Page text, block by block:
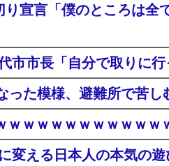
り宣言「僕のところは
市市長「自分で取りに行
った模様、避難所で苦
ｗｗｗｗｗｗｗｗｗｗｗ
変える日本人の本気の